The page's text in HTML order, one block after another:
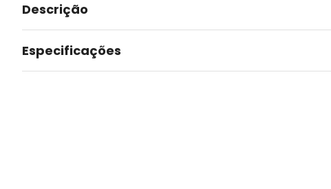
Descrição
Especificações